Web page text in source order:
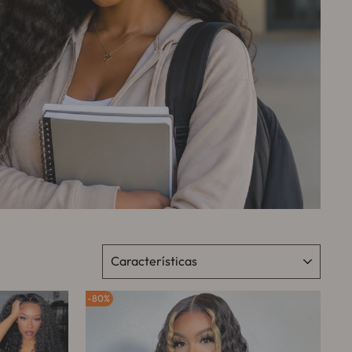
ORDENAR
80%